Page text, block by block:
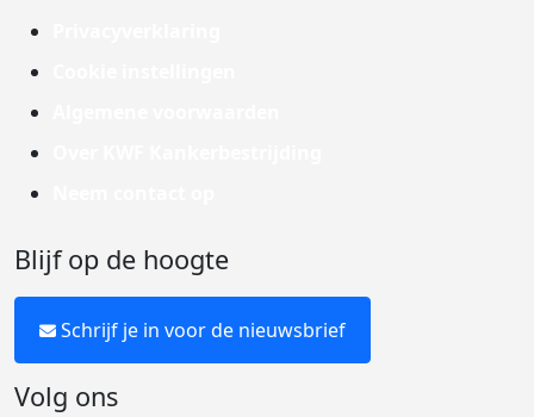
Blijf op de hoogte
Schrijf je in voor de nieuwsbrief
Volg ons